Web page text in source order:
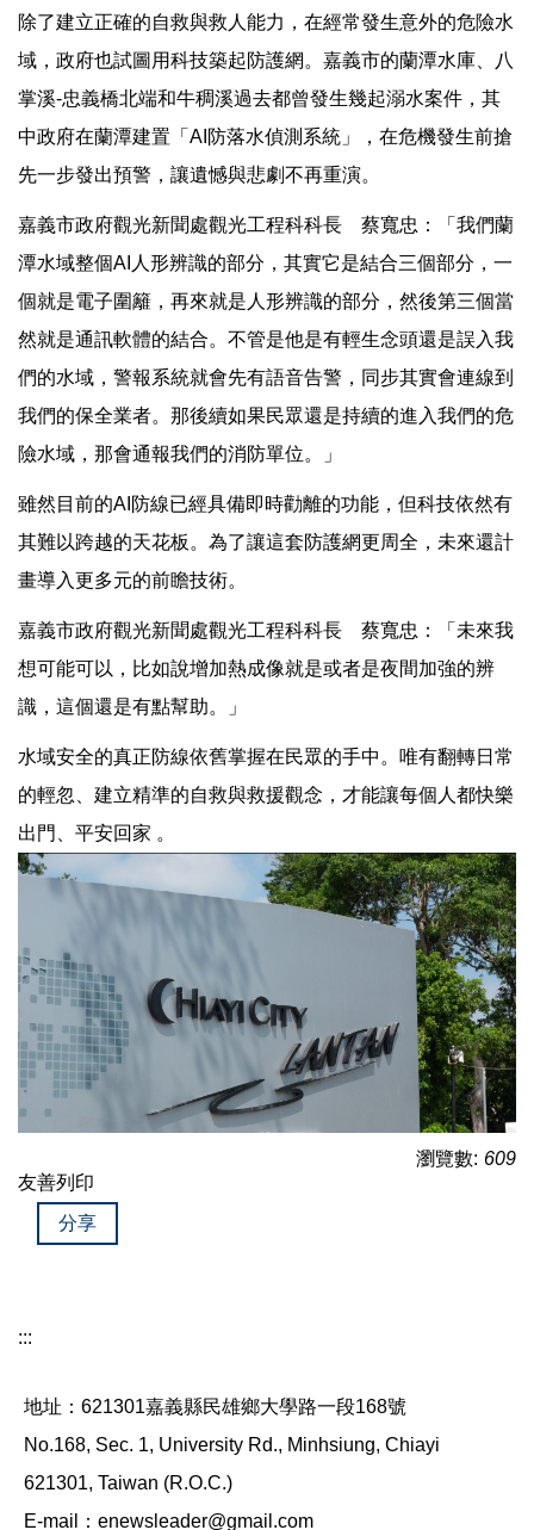
除了建立正確的自救與救人能力，在經常發生意外的危險水
域，政府也試圖用科技築起防護網。嘉義市的蘭潭水庫、八
掌溪-忠義橋北端和牛稠溪過去都曾發生幾起溺水案件，其
中政府在蘭潭建置「AI防落水偵測系統」，在危機發生前搶
先一步發出預警，讓遺憾與悲劇不再重演。
嘉義市政府觀光新聞處觀光工程科科長 蔡寬忠：「我們蘭
潭水域整個AI人形辨識的部分，其實它是結合三個部分，一
個就是電子圍籬，再來就是人形辨識的部分，然後第三個當
然就是通訊軟體的結合。不管是他是有輕生念頭還是誤入我
們的水域，警報系統就會先有語音告警，同步其實會連線到
我們的保全業者。那後續如果民眾還是持續的進入我們的危
險水域，那會通報我們的消防單位。」
雖然目前的AI防線已經具備即時勸離的功能，但科技依然有
其難以跨越的天花板。為了讓這套防護網更周全，未來還計
畫導入更多元的前瞻技術。
嘉義市政府觀光新聞處觀光工程科科長 蔡寬忠：「未來我
想可能可以，比如說增加熱成像就是或者是夜間加強的辨
識，這個還是有點幫助。」
水域安全的真正防線依舊掌握在民眾的手中。唯有翻轉日常
的輕忽、建立精準的自救與救援觀念，才能讓每個人都快樂
出門、平安回家 。
瀏覽數: 609
友善列印
分享
:::
地址：621301嘉義縣民雄鄉大學路一段168號
No.168, Sec. 1, University Rd., Minhsiung, Chiayi
621301, Taiwan (R.O.C.)
E-mail：enewsleader@gmail.com